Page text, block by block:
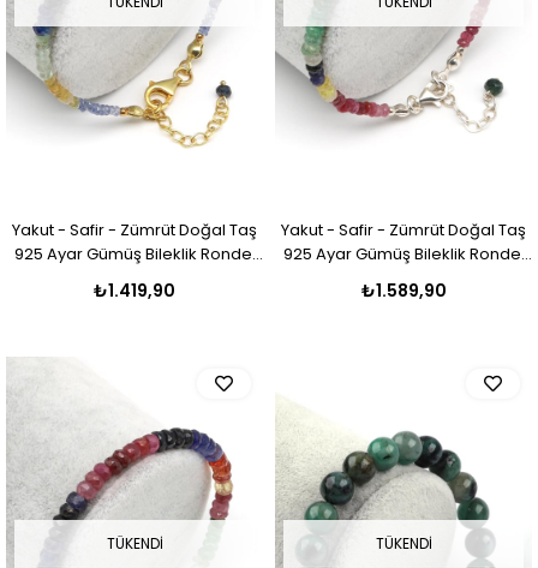
Yakut - Safir - Zümrüt Doğal Taş
925 Ayar Gümüş Bileklik Rondel
Kesim - BLK-2024
₺1.419,90
Yakut - Safir - Zümrüt Doğal Taş
925 Ayar Gümüş Bileklik Rondel
Kesim - BLK-2023
₺1.589,90
TÜKENDI TÜKENDI